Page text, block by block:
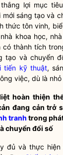
lợi mục
sáng tạo và
thức tôn vinh,
khoa học,
thành tích
tạo và chuyển
tiến kỹ thuật,
việc, dù là nhỏ
hoàn thiện
đang cản trở
tranh trong
chuyển đổi số
đủ và thực hiện